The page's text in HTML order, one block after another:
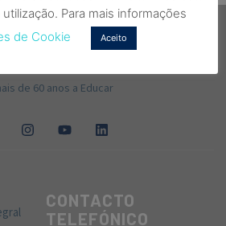
de 60 anos a Educar
CONTACTO
TELEFÓNICO
Para mais informações
de Cookie
Aceito